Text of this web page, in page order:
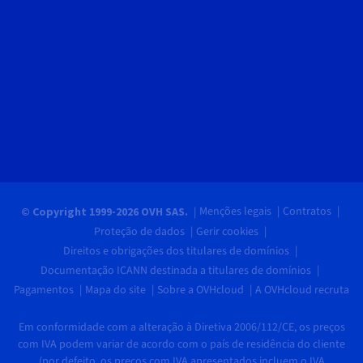
© Copyright 1999-2026 OVH SAS. Menções legais
Contratos
Proteção de dados
Gerir cookies
Direitos e obrigações dos titulares de domínios
Documentação ICANN destinada a titulares de domínios
Pagamentos
Mapa do site Sobre a OVHcloud A OVHcloud recruta
Em conformidade com a alteração à Diretiva 2006/112/CE, os preços
com IVA podem variar de acordo com o país de residência do cliente